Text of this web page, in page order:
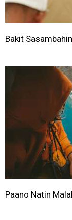
Bakit
Paano Natin